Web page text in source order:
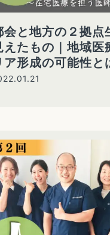
会と地方の２拠点
えたもの｜地域医
ア形成の可能性と